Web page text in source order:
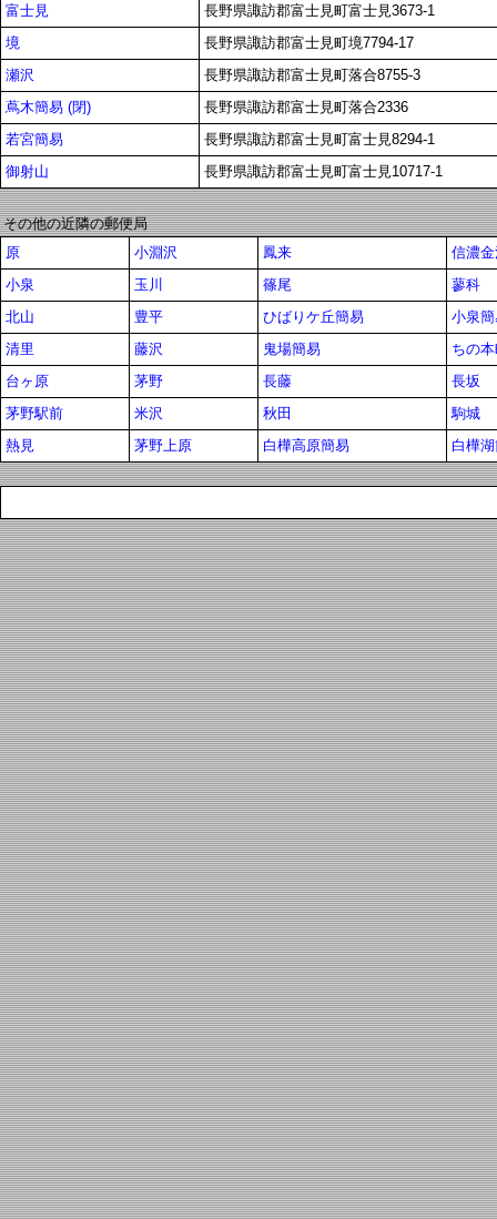
富士見
長野県諏訪郡富士見町富士見3673-1
境
長野県諏訪郡富士見町境7794-17
瀬沢
長野県諏訪郡富士見町落合8755-3
蔦木簡易 (閉)
長野県諏訪郡富士見町落合2336
若宮簡易
長野県諏訪郡富士見町富士見8294-1
御射山
長野県諏訪郡富士見町富士見10717-1
その他の近隣の郵便局
原
小淵沢 鳳来
信濃
小泉
玉川 篠尾
蓼科
北山
豊平 ひばりケ丘簡易
小泉
清里
藤沢 鬼場簡易
ちの
台ヶ原
茅野 長藤
長坂
茅野駅前
米沢 秋田
駒城
熱見
茅野上原 白樺高原簡易 白樺